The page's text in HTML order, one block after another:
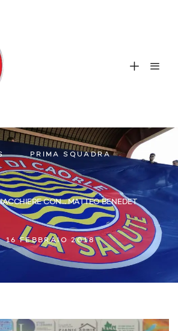
PRIMA SQUADRA
CON… MATTEO BENEDET
16 FEBBRAIO 2018